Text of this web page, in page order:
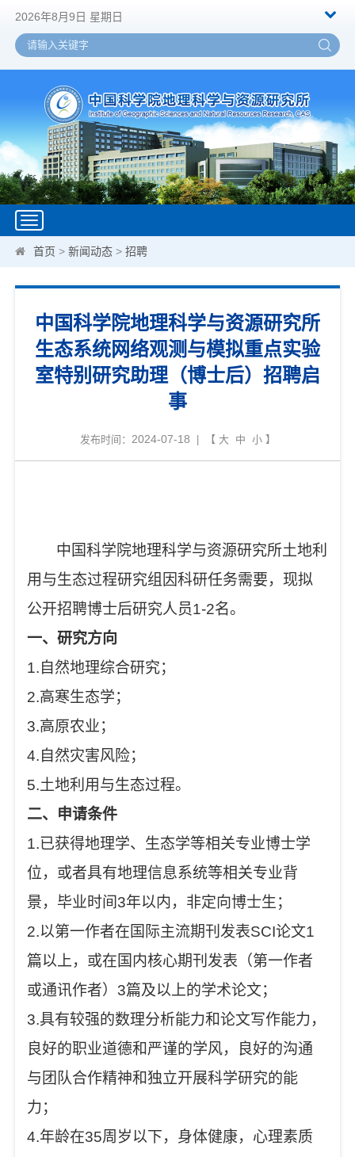
2026年8月9日 星期日
Toggle
navigation
首页 >新闻动态 >招聘
中国科学院地理科学与资源研究所
生态系统网络观测与模拟重点实验
室特别研究助理（博士后）招聘启
事
发布时间： 2024-07-18 | 【 大 中 小】
中国科学院地理科学与资源研究所土地利
用与生态过程研究组因科研任务需要，现拟
公开招聘博士后研究人员1-2名。
一、研究方向
1.自然地理综合研究；
2.高寒生态学；
3.高原农业；
4.自然灾害风险；
5.土地利用与生态过程。
二、申请条件
1.已获得地理学、生态学等相关专业博士学
位，或者具有地理信息系统等相关专业背
景，毕业时间3年以内，非定向博士生；
2.以第一作者在国际主流期刊发表SCI论文1
篇以上，或在国内核心期刊发表（第一作者
或通讯作者）3篇及以上的学术论文；
3.具有较强的数理分析能力和论文写作能力，
良好的职业道德和严谨的学风，良好的沟通
与团队合作精神和独立开展科学研究的能
力；
4.年龄在35周岁以下，身体健康，心理素质